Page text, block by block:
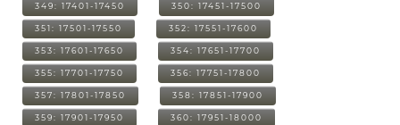
349: 17401-17450 350: 17451-17500
351: 17501-17550 352: 17551-17600
353: 17601-17650 354: 17651-17700
355: 17701-17750 356: 17751-17800
357: 17801-17850 358: 17851-17900
359: 17901-17950 360: 17951-18000